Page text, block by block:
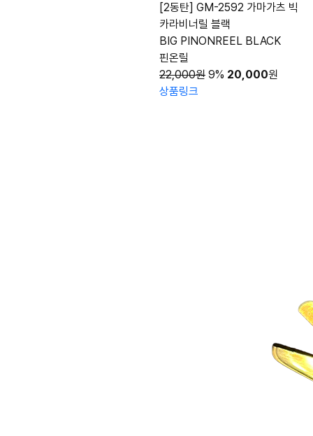
[2동탄] GM-2592 가마가츠 빅
카라비너릴 블랙
BIG PINONREEL BLACK
핀온릴
22,000원 9% 20,000원
상품링크